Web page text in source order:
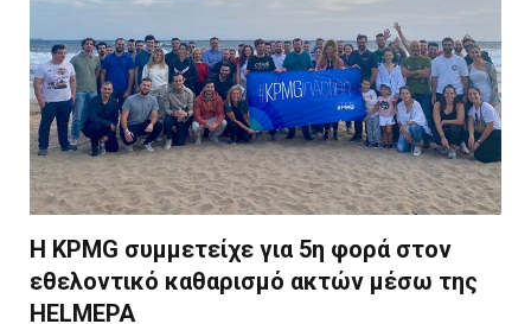
Η KPMG συμμετείχε για 5η φορά στον
εθελοντικό καθαρισμό ακτών μέσω της
HELMEPA